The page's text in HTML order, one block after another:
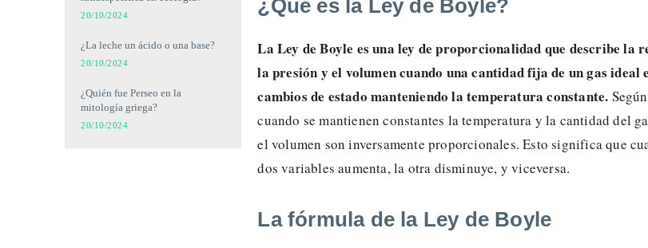
20/10/2024
¿La leche un ácido o una base?
20/10/2024
¿Quién fue Perseo en la
mitología griega?
20/10/2024
¿Qué es la Ley de Boyle?
La Ley de Boyle es una ley de proporcionalidad que describe la
la presión y el volumen cuando una cantidad fija de un gas ideal
cambios de estado manteniendo la temperatura constante.
cuando se mantienen constantes la temperatura y la cantidad del
el volumen son inversamente proporcionales. Esto significa que
dos variables aumenta, la otra disminuye, y viceversa.
La fórmula de la Ley de Boyle